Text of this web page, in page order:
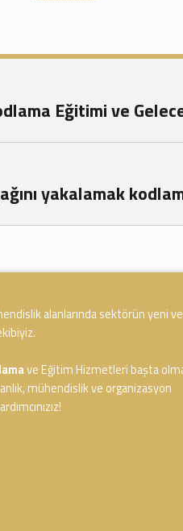
Eğitimi ve
yakalamak
alanlarında sektörün yeni
ve Eğitim Hizmetleri başta
mühendislik ve organizasyon